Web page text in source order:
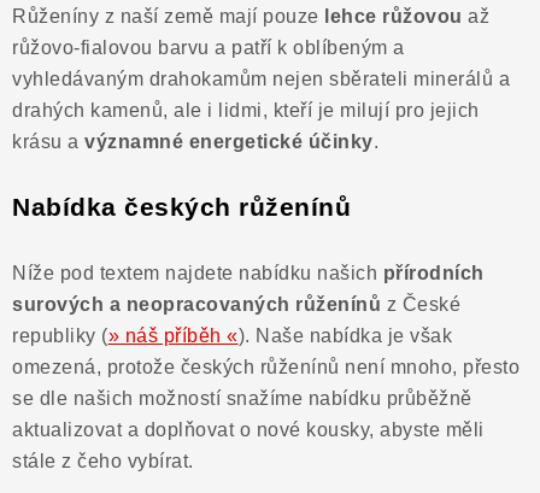
Růženíny z naší země mají pouze lehce růžovou až
růžovo-fialovou barvu a patří k oblíbeným a
vyhledávaným drahokamům nejen sběrateli minerálů a
drahých kamenů, ale i lidmi, kteří je milují pro jejich
krásu a významné energetické účinky.
Nabídka českých růženínů
Níže pod textem najdete nabídku našich přírodních
surových a neopracovaných růženínů z České
republiky (» náš příběh «). Naše nabídka je však
omezená, protože českých růženínů není mnoho, přesto
se dle našich možností snažíme nabídku průběžně
aktualizovat a doplňovat o nové kousky, abyste měli
stále z čeho vybírat.